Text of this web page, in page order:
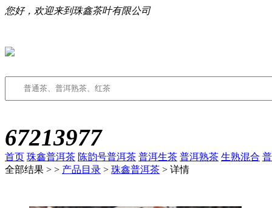
您好，欢迎来到珠鑫茶叶有限公司
67213977
首页 珠鑫普洱茶 陈韵号普洱茶 普洱生茶 普洱熟茶 生熟混合
全部结果 > > 产品目录 > 珠鑫普洱茶 > 详情